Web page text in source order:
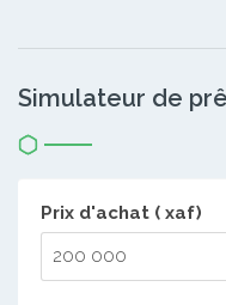
Simulateur de
Prix d'achat ( xaf)